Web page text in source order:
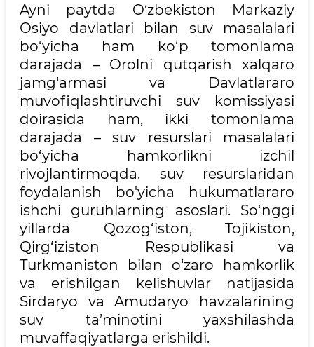
Ayni paytda O‘zbekiston Markaziy
Osiyo davlatlari bilan suv masalalari
bo‘yicha ham ko‘p tomonlama
darajada – Orolni qutqarish xalqaro
jamg‘armasi va Davlatlararo
muvofiqlashtiruvchi suv komissiyasi
doirasida ham, ikki tomonlama
darajada – suv resurslari masalalari
bo‘yicha hamkorlikni izchil
rivojlantirmoqda. suv resurslaridan
foydalanish bo'yicha hukumatlararo
ishchi guruhlarning asoslari. So‘nggi
yillarda Qozog‘iston, Tojikiston,
Qirg‘iziston Respublikasi va
Turkmaniston bilan o‘zaro hamkorlik
va erishilgan kelishuvlar natijasida
Sirdaryo va Amudaryo havzalarining
suv ta’minotini yaxshilashda
muvaffaqiyatlarga erishildi.